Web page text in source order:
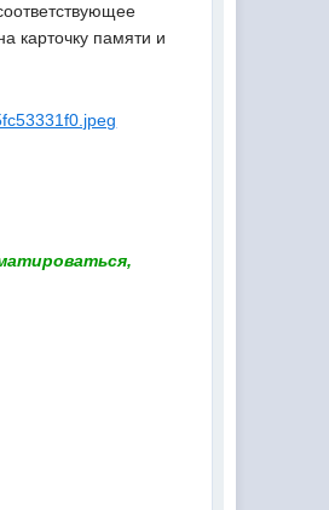
карточку памяти и